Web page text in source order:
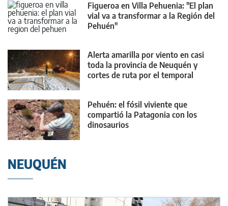
Figueroa en Villa Pehuenia: "El plan
vial va a transformar a la Región del
Pehuén"
Alerta amarilla por viento en casi
toda la provincia de Neuquén y
cortes de ruta por el temporal
Pehuén: el fósil viviente que
compartió la Patagonia con los
dinosaurios
NEUQUÉN